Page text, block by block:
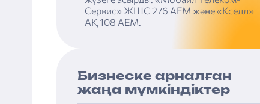
Сервис» ЖШС 276 АЕМ және «Кселл»
АҚ 108 АЕМ.
Бизнеске арналған
жаңа мүмкіндіктер